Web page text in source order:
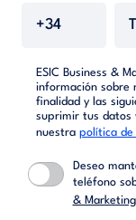
ESIC Business &
información sobre
finalidad y las
suprimir tus datos
nuestra política de
Deseo
teléfono
&